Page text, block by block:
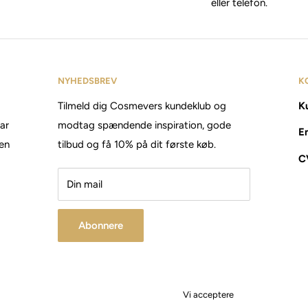
eller telefon.
NYHEDSBREV
Tilmeld dig Cosmevers kundeklub og
modtag spændende inspiration, gode
tilbud og få 10% på dit første køb.
Din mail
Abonnere
Vi acceptere